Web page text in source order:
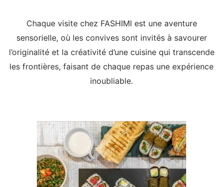
Chaque visite chez FASHIMI est une aventure
sensorielle, où les convives sont invités à savourer
l’originalité et la créativité d’une cuisine qui transcende
les frontières, faisant de chaque repas une expérience
inoubliable.